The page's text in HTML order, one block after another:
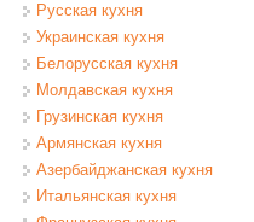
Русская кухня
Украинская кухня
Белорусская кухня
Молдавская кухня
Грузинская кухня
Армянская кухня
Азербайджанская кухня
Итальянская кухня